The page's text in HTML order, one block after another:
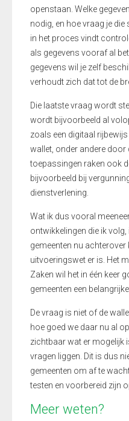
openstaan. Welke
nodig, en hoe vraag je
in het proces vindt
als gegevens vooraf al
gegevens wil je zelf
verhoudt zich dat tot de
Die laatste vraag wordt
wordt bijvoorbeeld al
zoals een digitaal
wallet, onder andere door
toepassingen raken ook
bijvoorbeeld bij
dienstverlening.
Wat ik dus vooral
ontwikkelingen die ik
gemeenten nu achterover
uitvoeringswet er is. Het
Zaken wil het in één keer
gemeenten een
De vraag is niet of de
hoe goed we daar nu al
zichtbaar wat er mogelijk
vragen liggen. Dit is dus
gemeenten om af te
testen en voorbereid zijn
Meer weten?